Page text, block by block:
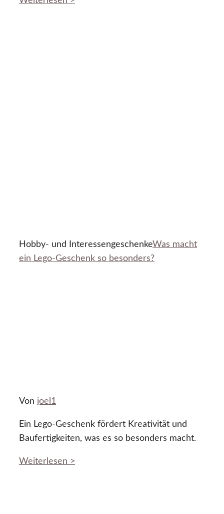
Hobby- und InteressengeschenkeWas macht
ein Lego-Geschenk so besonders?
Von joel1
Ein Lego-Geschenk fördert Kreativität und
Baufertigkeiten, was es so besonders macht.
Weiterlesen >